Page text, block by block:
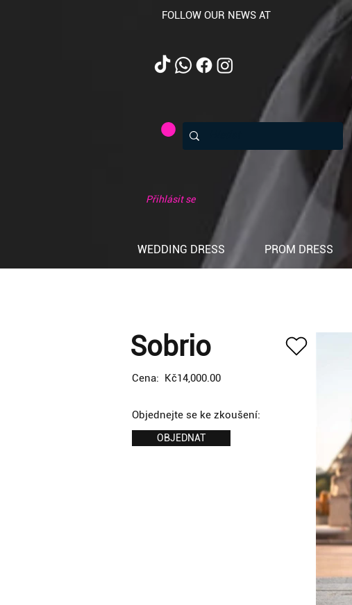
FOLLOW OUR NEWS AT
Přihlásit se
WEDDING DRESS PROM DRESS
Sobrio
Cena: Kč14,000.00
Objednejte se ke zkoušení:
OBJEDNAT